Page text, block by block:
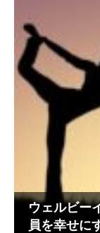
ウェルビー
員を幸せに